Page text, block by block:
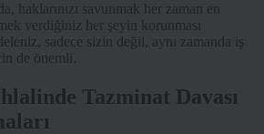
haklarınızı savunmak her zaman en
verdiğiniz her şeyin korunması
sadece sizin değil, aynı zamanda iş
de önemli.
Tazminat Davası